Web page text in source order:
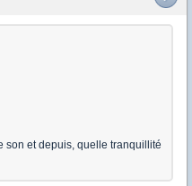
son et depuis, quelle tranquillité